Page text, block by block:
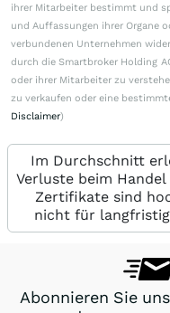
ihrer Mitarbeiter bestimmt und
und Auffassungen ihrer Organe
verbundenen Unternehmen
durch die Smartbroker Holding
oder ihrer Mitarbeiter zu
zu verkaufen oder eine
Disclaimer)
Im Durchschnitt
Verluste beim
Zertifikate sind
nicht für
Abonnieren Sie